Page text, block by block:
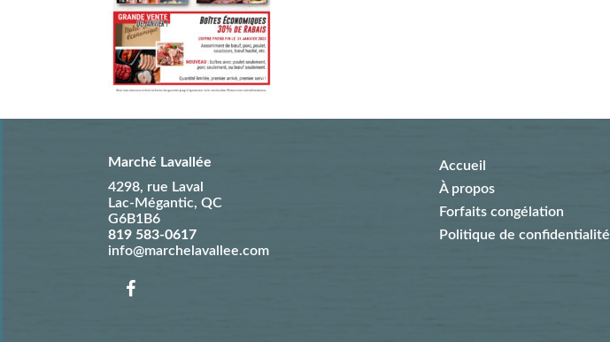
Marché Lavallée
4298, rue Laval
Lac-Mégantic, QC
G6B1B6
819 583-0617
info@marchelavallee.com
Accueil
À propos
Forfaits congélation
Politique de confidentialité